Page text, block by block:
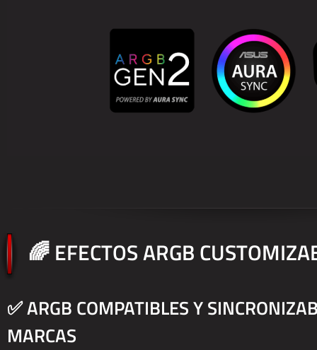
🌈 EFECTOS ARGB
✅ ARGB COMPATIBLES Y
MARCAS